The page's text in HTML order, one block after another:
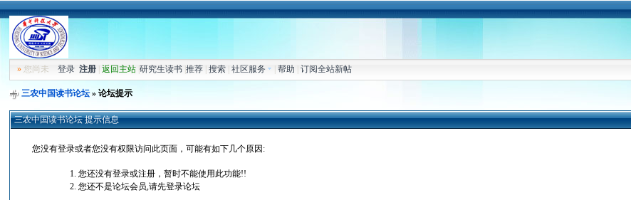
» 您尚未登录 注册 |返回主站 |研究生读书 |推荐 |搜索 |社区服务 |帮助 |订阅全站新帖
三农中国读书论坛» 论坛提示
三农中国读书论坛 提示信息
您没有登录或者您没有权限访问此页面，可能有如下几个原因:
您还没有登录或注册，暂时不能使用此功能!!
您还不是论坛会员,请先登录论坛